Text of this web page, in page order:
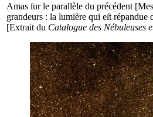
Amas ſur le parallèle du précédent
grandeurs : la lumière qui eſt répandue
[Extrait du Catalogue des Nébuleuses